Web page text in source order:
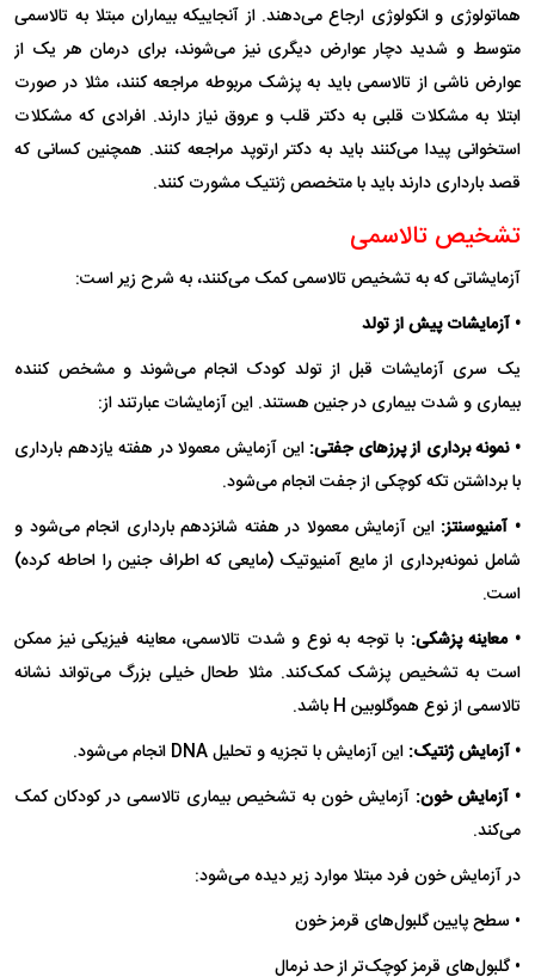
هماتولوژی و انکولوژی ارجاع می‌دهند. از آنجاییکه بیماران مبتلا به تالاسمی
متوسط و شدید دچار عوارض دیگری نیز می‌شوند، برای درمان هر یک از
عوارض ناشی از تالاسمی باید به پزشک مربوطه مراجعه کنند، مثلا در صورت
ابتلا به مشکلات قلبی به دکتر قلب و عروق نیاز دارند. افرادی که مشکلات
استخوانی پیدا می‌کنند باید به دکتر ارتوپد مراجعه کنند. همچنین کسانی که
قصد بارداری دارند باید با متخصص ژنتیک مشورت کنند.
تشخیص تالاسمی
آزمایشاتی که به تشخیص تالاسمی کمک می‌کنند، به شرح زیر است:
• آزمایشات پیش از تولد
یک سری آزمایشات قبل از تولد کودک انجام می‌شوند و مشخص کننده
بیماری و شدت بیماری در جنین هستند. این آزمایشات عبارتند از:
• نمونه برداری از پرز‌های جفتی: این آزمایش معمولا در هفته یازدهم بارداری
با برداشتن تکه کوچکی از جفت انجام می‌شود.
• آمنیوسنتز: این آزمایش معمولا در هفته شانزدهم بارداری انجام می‌شود و
شامل نمونه‌برداری از مایع آمنیوتیک (مایعی که اطراف جنین را احاطه کرده)
است.
• معاینه پزشکی: با توجه به نوع و شدت تالاسمی، معاینه فیزیکی نیز ممکن
است به تشخیص پزشک کمک‌کند. مثلا طحال خیلی بزرگ می‌تواند نشانه
تالاسمی از نوع هموگلوبین H باشد.
• آزمایش ژنتیک: این آزمایش با تجزیه و تحلیل DNA انجام می‌شود.
• آزمایش خون: آزمایش خون به تشخیص بیماری تالاسمی در کودکان کمک
می‌کند.
در آزمایش خون فرد مبتلا موارد زیر دیده می‌شود:
• سطح پایین گلبول‌های قرمز خون
• گلبول‌های قرمز کوچک‌تر از حد نرمال